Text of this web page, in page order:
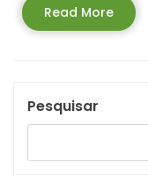
Read MoreRead
More
Pesquisar